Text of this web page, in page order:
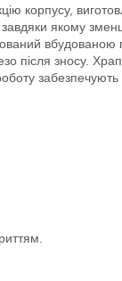
корпусу,
якому
після зносу.